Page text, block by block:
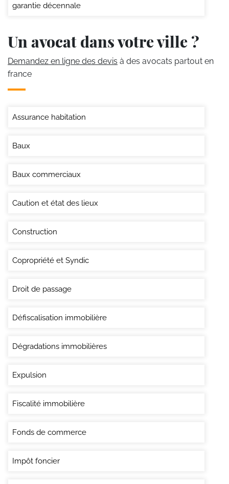
garantie décennale
Un avocat dans votre ville ?
Demandez en ligne des devis à des avocats partout en
france
Assurance habitation
Baux
Baux commerciaux
Caution et état des lieux
Construction
Copropriété et Syndic
Droit de passage
Défiscalisation immobilière
Dégradations immobilières
Expulsion
Fiscalité immobilière
Fonds de commerce
Impôt foncier